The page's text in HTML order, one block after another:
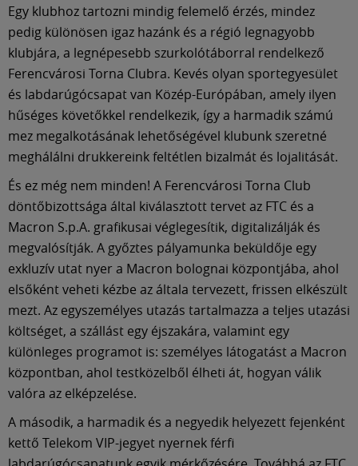
Egy klubhoz tartozni mindig felemelő érzés, mindez
pedig különösen igaz hazánk és a régió legnagyobb
klubjára, a legnépesebb szurkolótáborral rendelkező
Ferencvárosi Torna Clubra. Kevés olyan sportegyesület
és labdarúgócsapat van Közép-Európában, amely ilyen
hűséges követőkkel rendelkezik, így a harmadik számú
mez megalkotásának lehetőségével klubunk szeretné
meghálálni drukkereink feltétlen bizalmát és lojalitását.
És ez még nem minden! A Ferencvárosi Torna Club
döntőbizottsága által kiválasztott tervet az FTC és a
Macron S.p.A. grafikusai véglegesítik, digitalizálják és
megvalósítják. A győztes pályamunka beküldője egy
exkluzív utat nyer a Macron bolognai központjába, ahol
elsőként veheti kézbe az általa tervezett, frissen elkészült
mezt. Az egyszemélyes utazás tartalmazza a teljes utazási
költséget, a szállást egy éjszakára, valamint egy
különleges programot is: személyes látogatást a Macron
központban, ahol testközelből élheti át, hogyan válik
valóra az elképzelése.
A második, a harmadik és a negyedik helyezett fejenként
kettő Telekom VIP-jegyet nyernek férfi